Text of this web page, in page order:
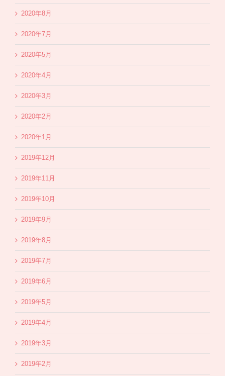
2020年8月
2020年7月
2020年5月
2020年4月
2020年3月
2020年2月
2020年1月
2019年12月
2019年11月
2019年10月
2019年9月
2019年8月
2019年7月
2019年6月
2019年5月
2019年4月
2019年3月
2019年2月